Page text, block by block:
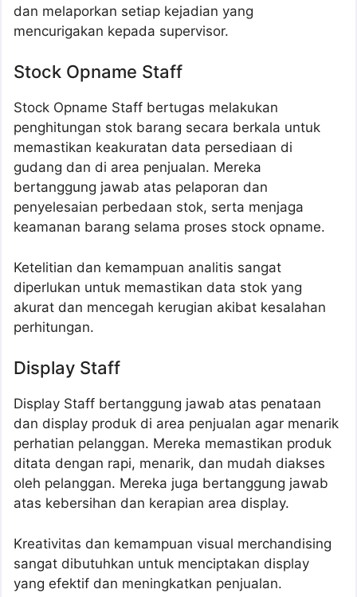
dan melaporkan setiap kejadian yang
mencurigakan kepada supervisor.
Stock Opname Staff
Stock Opname Staff bertugas melakukan
penghitungan stok barang secara berkala untuk
memastikan keakuratan data persediaan di
gudang dan di area penjualan. Mereka
bertanggung jawab atas pelaporan dan
penyelesaian perbedaan stok, serta menjaga
keamanan barang selama proses stock opname.
Ketelitian dan kemampuan analitis sangat
diperlukan untuk memastikan data stok yang
akurat dan mencegah kerugian akibat kesalahan
perhitungan.
Display Staff
Display Staff bertanggung jawab atas penataan
dan display produk di area penjualan agar menarik
perhatian pelanggan. Mereka memastikan produk
ditata dengan rapi, menarik, dan mudah diakses
oleh pelanggan. Mereka juga bertanggung jawab
atas kebersihan dan kerapian area display.
Kreativitas dan kemampuan visual merchandising
sangat dibutuhkan untuk menciptakan display
yang efektif dan meningkatkan penjualan.